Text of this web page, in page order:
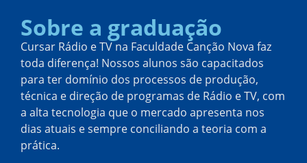
Sobre a graduação
Cursar Rádio e TV na Faculdade Canção Nova faz
toda diferença! Nossos alunos são capacitados
para ter domínio dos processos de produção,
técnica e direção de programas de Rádio e TV, com
a alta tecnologia que o mercado apresenta nos
dias atuais e sempre conciliando a teoria com a
prática.